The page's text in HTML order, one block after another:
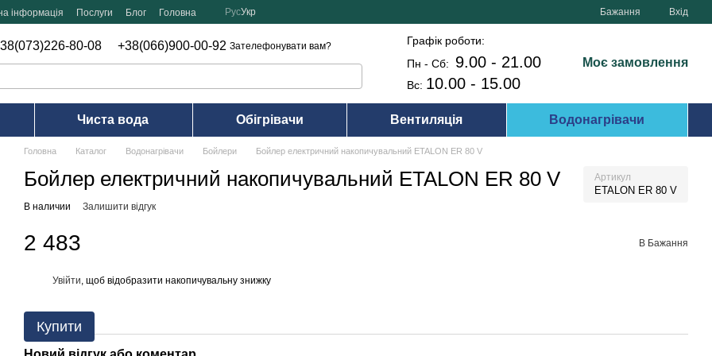
інформація Послуги Блог Головна РусУкр Бажання Вхід
80-08 +38(066)900-00-92 Зателефонувати вам?
Графік роботи:
Пн - Сб: 9.00 - 21.00
Вс: 10.00 - 15.00
Моє замовлення
Чиста вода Обігрівачи Вентиляція Водонагрівачи
Головна Каталог Водонагрівачи Бойлери Бойлер електричний накопичувальний ETALON ER 80 V
Бойлер електричний накопичувальний ETALON ER 80 V Артикул
ETALON ER 80 V
В наличии Залишити відгук
2 483 В Бажання
Увійти , щоб відобразити накопичувальну знижку
Купити